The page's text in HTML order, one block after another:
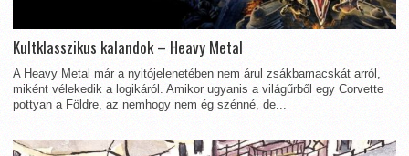
Kultklasszikus kalandok – Heavy Metal
A Heavy Metal már a nyitójelenetében nem árul zsákbamacskát arról,
miként vélekedik a logikáról. Amikor ugyanis a világűrből egy Corvette
pottyan a Földre, az nemhogy nem ég szénné, de...